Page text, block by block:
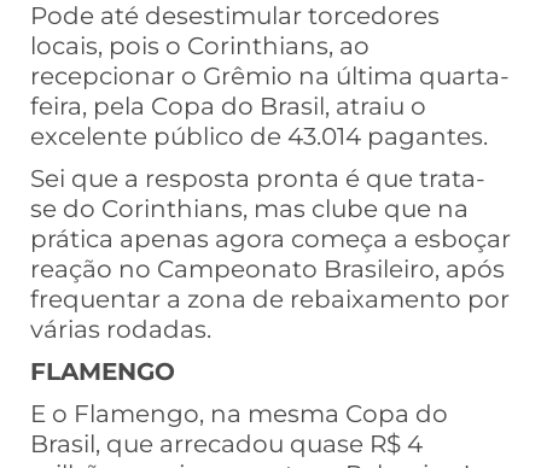
Pode até desestimular torcedores
locais, pois o Corinthians, ao
recepcionar o Grêmio na última quarta-
feira, pela Copa do Brasil, atraiu o
excelente público de 43.014 pagantes.
Sei que a resposta pronta é que trata-
se do Corinthians, mas clube que na
prática apenas agora começa a esboçar
reação no Campeonato Brasileiro, após
frequentar a zona de rebaixamento por
várias rodadas.
FLAMENGO
E o Flamengo, na mesma Copa do
Brasil, que arrecadou quase R$ 4